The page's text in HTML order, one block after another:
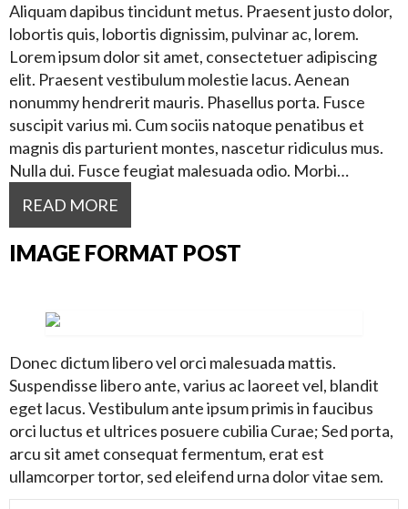
Aliquam dapibus tincidunt metus. Praesent justo dolor,
lobortis quis, lobortis dignissim, pulvinar ac, lorem.
Lorem ipsum dolor sit amet, consectetuer adipiscing
elit. Praesent vestibulum molestie lacus. Aenean
nonummy hendrerit mauris. Phasellus porta. Fusce
suscipit varius mi. Cum sociis natoque penatibus et
magnis dis parturient montes, nascetur ridiculus mus.
Nulla dui. Fusce feugiat malesuada odio. Morbi…
READ MORE
IMAGE FORMAT POST
Donec dictum libero vel orci malesuada mattis.
Suspendisse libero ante, varius ac laoreet vel, blandit
eget lacus. Vestibulum ante ipsum primis in faucibus
orci luctus et ultrices posuere cubilia Curae; Sed porta,
arcu sit amet consequat fermentum, erat est
ullamcorper tortor, sed eleifend urna dolor vitae sem.